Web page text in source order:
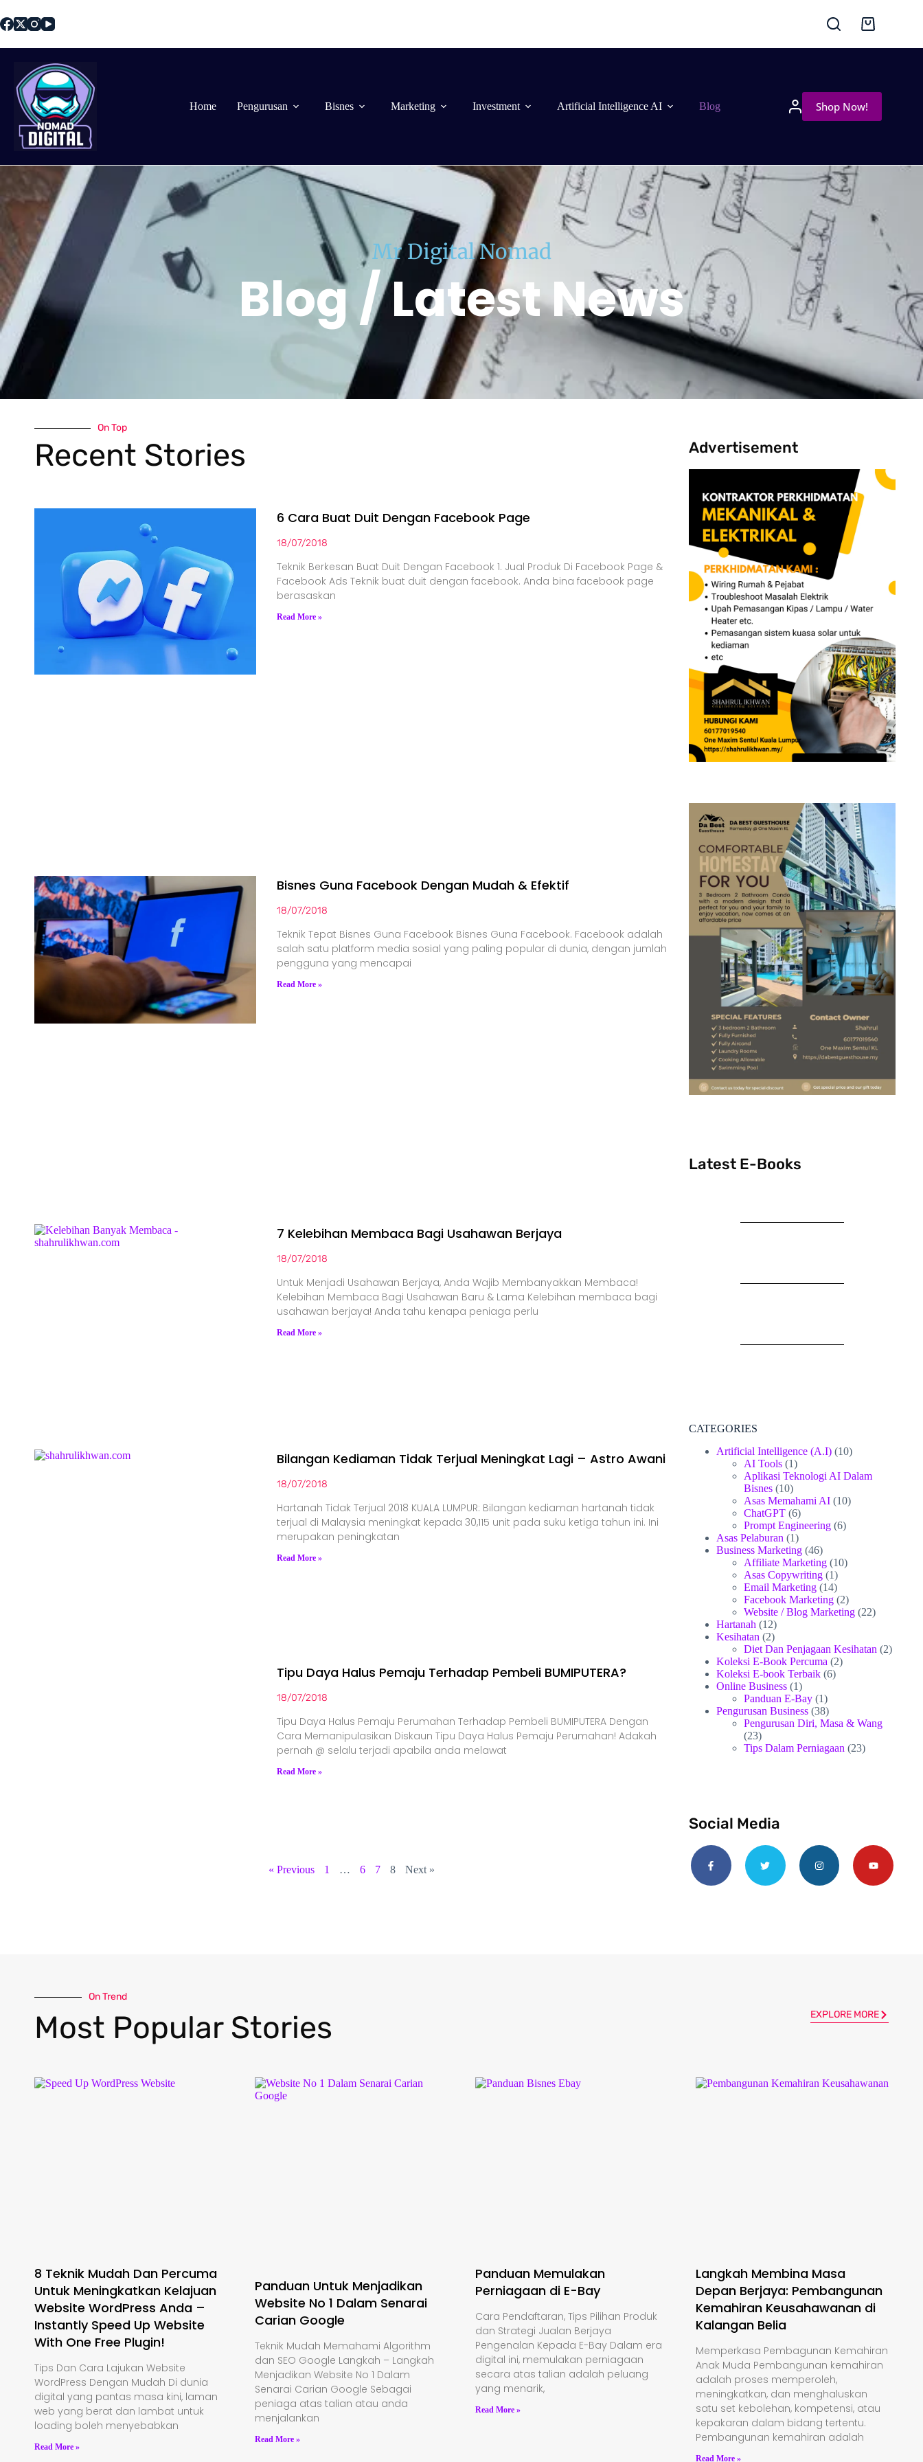
Home Pengurusan Bisnes Marketing Investment Artificial Intelligence AI Blog Shop Now!
Mr Digital Nomad
Blog / Latest News
On Top
Recent Stories
6 Cara Buat Duit Dengan Facebook Page
18/07/2018
Teknik Berkesan Buat Duit Dengan Facebook 1. Jual Produk Di Facebook Page &
Facebook Ads Teknik buat duit dengan facebook. Anda bina facebook page
berasaskan
Read More »
Bisnes Guna Facebook Dengan Mudah & Efektif
18/07/2018
Teknik Tepat Bisnes Guna Facebook Bisnes Guna Facebook. Facebook adalah
salah satu platform media sosial yang paling popular di dunia, dengan jumlah
pengguna yang mencapai
Read More »
7 Kelebihan Membaca Bagi Usahawan Berjaya
18/07/2018
Untuk Menjadi Usahawan Berjaya, Anda Wajib Membanyakkan Membaca!
Kelebihan Membaca Bagi Usahawan Baru & Lama Kelebihan membaca bagi
usahawan berjaya! Anda tahu kenapa peniaga perlu
Read More »
Bilangan Kediaman Tidak Terjual Meningkat Lagi – Astro Awani
18/07/2018
Hartanah Tidak Terjual 2018 KUALA LUMPUR: Bilangan kediaman hartanah tidak
terjual di Malaysia meningkat kepada 30,115 unit pada suku ketiga tahun ini. Ini
merupakan peningkatan
Read More »
Tipu Daya Halus Pemaju Terhadap Pembeli BUMIPUTERA?
18/07/2018
Tipu Daya Halus Pemaju Perumahan Terhadap Pembeli BUMIPUTERA Dengan
Cara Memanipulasikan Diskaun Tipu Daya Halus Pemaju Perumahan! Adakah
pernah @ selalu terjadi apabila anda melawat
Read More »
« Previous 1 … 6 7 8 Next »
Advertisement
Latest E-Books
CATEGORIES
Artificial Intelligence (A.I) (10)
AI Tools (1)
Aplikasi Teknologi AI Dalam
Bisnes (10)
Asas Memahami AI (10)
ChatGPT (6)
Prompt Engineering (6)
Asas Pelaburan (1)
Business Marketing (46)
Affiliate Marketing (10)
Asas Copywriting (1)
Email Marketing (14)
Facebook Marketing (2)
Website / Blog Marketing (22)
Hartanah (12)
Kesihatan (2)
Diet Dan Penjagaan Kesihatan (2)
Koleksi E-Book Percuma (2)
Koleksi E-book Terbaik (6)
Online Business (1)
Panduan E-Bay (1)
Pengurusan Business (38)
Pengurusan Diri, Masa & Wang
(23)
Tips Dalam Perniagaan (23)
Social Media
On Trend
Most Popular Stories EXPLORE MORE
8 Teknik Mudah Dan Percuma
Untuk Meningkatkan Kelajuan
Website WordPress Anda –
Instantly Speed Up Website
With One Free Plugin!
Tips Dan Cara Lajukan Website
WordPress Dengan Mudah Di dunia
digital yang pantas masa kini, laman
web yang berat dan lambat untuk
loading boleh menyebabkan
Read More »
Panduan Untuk Menjadikan
Website No 1 Dalam Senarai
Carian Google
Teknik Mudah Memahami Algorithm
dan SEO Google Langkah – Langkah
Menjadikan Website No 1 Dalam
Senarai Carian Google Sebagai
peniaga atas talian atau anda
menjalankan
Read More »
Panduan Memulakan
Perniagaan di E-Bay
Cara Pendaftaran, Tips Pilihan Produk
dan Strategi Jualan Berjaya
Pengenalan Kepada E-Bay Dalam era
digital ini, memulakan perniagaan
secara atas talian adalah peluang
yang menarik,
Read More »
Langkah Membina Masa
Depan Berjaya: Pembangunan
Kemahiran Keusahawanan di
Kalangan Belia
Memperkasa Pembagunan Kemahiran
Anak Muda Pembangunan kemahiran
adalah proses memperoleh,
meningkatkan, dan menghaluskan
satu set kebolehan, kompetensi, atau
kepakaran dalam bidang tertentu.
Pembangunan kemahiran adalah
Read More »